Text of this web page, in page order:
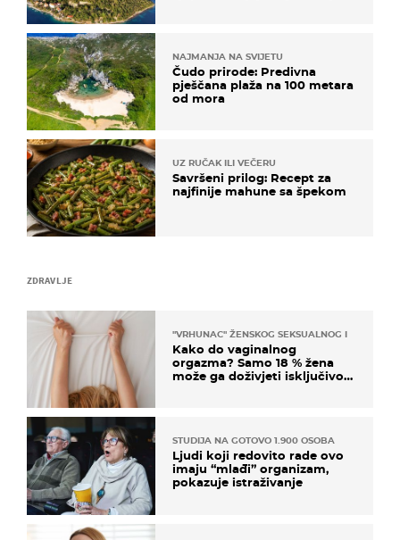
ZDRAVLJE
"VRHUNAC" ŽENSKOG SEKSUALNOG ISKUSTVA
Kako do vaginalnog
orgazma? Samo 18 % žena
može ga doživjeti isključivo
STUDIJA NA GOTOVO 1.900 OSOBA
Ljudi koji redovito rade ovo
imaju “mlađi” organizam,
pokazuje istraživanje
NAJMANJA NA SVIJETU
Čudo prirode: Predivna
pješčana plaža na 100 metara
od mora
UZ RUČAK ILI VEČERU
Savršeni prilog: Recept za
najfinije mahune sa špekom